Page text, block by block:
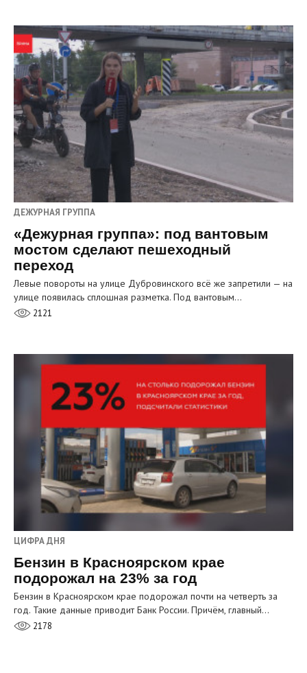
ДЕЖУРНАЯ ГРУППА
«Дежурная группа»: под вантовым
мостом сделают пешеходный
переход
Левые повороты на улице Дубровинского всё же запретили — на
улице появилась сплошная разметка. Под вантовым…
2121
ЦИФРА ДНЯ
Бензин в Красноярском крае
подорожал на 23% за год
Бензин в Красноярском крае подорожал почти на четверть за
год. Такие данные приводит Банк России. Причём, главный…
2178